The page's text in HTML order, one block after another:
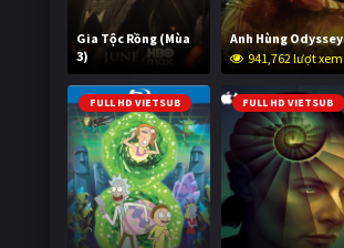
Gia Tộc Rồng (Mùa
3)
2,010,245 lượt xem
Anh Hùng Odyssey
941,762 lượt xem
FULL HD VIETSUB FULL HD VIETSUB